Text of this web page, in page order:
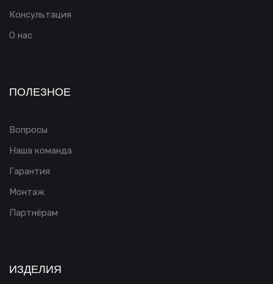
Консультация
О нас
ПОЛЕЗНОЕ
Вопросы
Наша команда
Гарантия
Монтаж
Партнёрам
ИЗДЕЛИЯ